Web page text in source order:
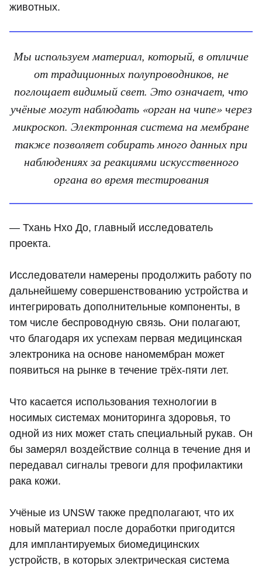
животных.
Мы используем материал, который, в отличие
от традиционных полупроводников, не
поглощает видимый свет. Это означает, что
учёные могут наблюдать «орган на чипе» через
микроскоп. Электронная система на мембране
также позволяет собирать много данных при
наблюдениях за реакциями искусственного
органа во время тестирования
— Тхань Нхо До, главный исследователь
проекта.
Исследователи намерены продолжить работу по
дальнейшему совершенствованию устройства и
интегрировать дополнительные компоненты, в
том числе беспроводную связь. Они полагают,
что благодаря их успехам первая медицинская
электроника на основе наномембран может
появиться на рынке в течение трёх-пяти лет.
Что касается использования технологии в
носимых системах мониторинга здоровья, то
одной из них может стать специальный рукав. Он
бы замерял воздействие солнца в течение дня и
передавал сигналы тревоги для профилактики
рака кожи.
Учёные из UNSW также предполагают, что их
новый материал после доработки пригодится
для имплантируемых биомедицинских
устройств, в которых электрическая система